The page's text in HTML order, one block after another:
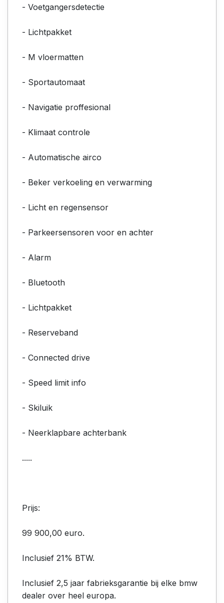
- Voetgangersdetectie
- Lichtpakket
- M vloermatten
- Sportautomaat
- Navigatie proffesional
- Klimaat controle
- Automatische airco
- Beker verkoeling en verwarming
- Licht en regensensor
- Parkeersensoren voor en achter
- Alarm
- Bluetooth
- Lichtpakket
- Reserveband
- Connected drive
- Speed limit info
- Skiluik
- Neerklapbare achterbank
.....
Prijs:
99 900,00 euro.
Inclusief 21% BTW.
Inclusief 2,5 jaar fabrieksgarantie bij elke bmw
dealer over heel europa.